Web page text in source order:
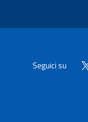
Seguici su